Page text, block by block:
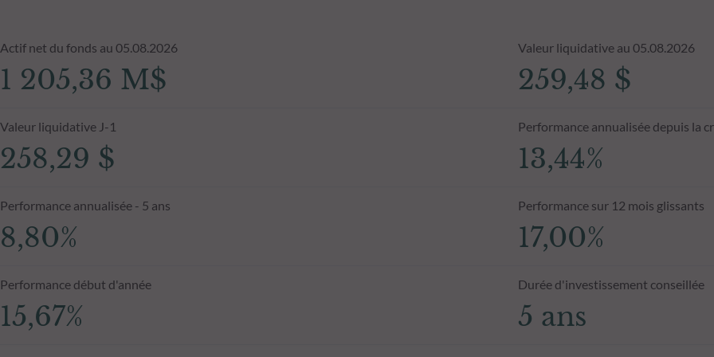
Actif net du fonds au 05.08.2026
1 205,36 M$
Valeur liquidative au 05.08.2026
259,48 $
Valeur liquidative J-1
258,29 $
Performance annualisée depuis la
13,44%
Performance annualisée - 5 ans
8,80%
Performance sur 12 mois glissants
17,00%
Performance début d'année
15,67%
Durée d'investissement conseillée
5 ans